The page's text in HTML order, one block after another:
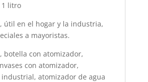
1 litro
útil en el hogar y la industria,
a mayoristas.
botella con atomizador,
con atomizador,
atomizador de agua